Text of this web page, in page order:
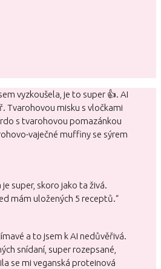
vyzkoušela, je to super 👍. AI
Tvarohovou misku s vločkami
s tvarohovou pomazánkou
vaječné muffiny se sýrem
je super, skoro jako ta živá.
mám uložených 5 receptů.“
a to jsem k AI nedůvěřivá.
snídaní, super rozepsané,
se mi veganská proteinová